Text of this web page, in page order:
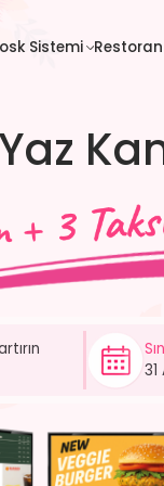
İletişimSistemi